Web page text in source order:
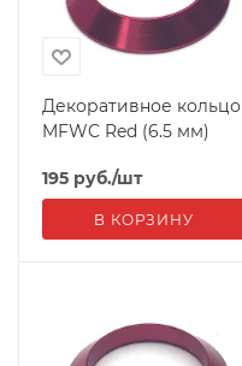
Декоративное кольцо
MFWC Red (6.5 мм)
195 руб./шт
В КОРЗИНУ